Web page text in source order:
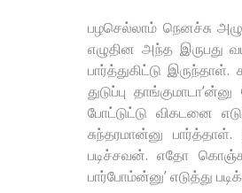
பழசெல்லாம் நெனச்சு
எழுதின அந்த இருபது
பார்த்துகிட்டு
துடுப்பு
போட்டுட்டு விகடனை
சுந்தரமான்னு
படிச்சவன். எதோ
பார்போம்ன்னு’ எடுத்து